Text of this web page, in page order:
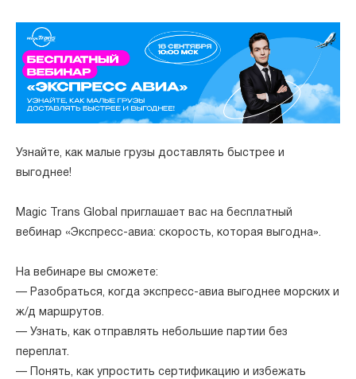
Узнайте, как малые грузы доставлять быстрее и
выгоднее!
Magic Trans Global приглашает вас на бесплатный
вебинар «Экспресс-авиа: скорость, которая выгодна».
На вебинаре вы сможете:
— Разобраться, когда экспресс-авиа выгоднее морских и
ж/д маршрутов.
— Узнать, как отправлять небольшие партии без
переплат.
— Понять, как упростить сертификацию и избежать